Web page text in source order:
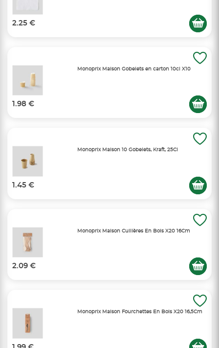
2.25 €
Monoprix Maison Gobelets en carton 10cl X10
1.98 €
Monoprix Maison 10 Gobelets, Kraft, 25Cl
1.45 €
Monoprix Maison Cuillères En Bois X20 16Cm
2.09 €
Monoprix Maison Fourchettes En Bois X20 16,5Cm